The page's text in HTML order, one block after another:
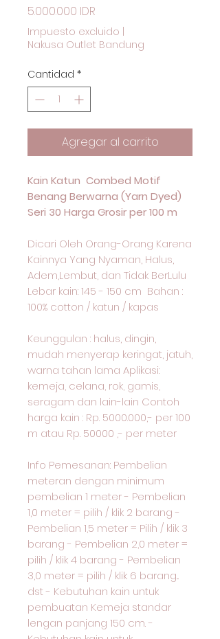
5.000.000 IDR
Impuesto excluido
Nakusa Outlet Bandung
Cantidad *
Agregar al carrito
Kain Katun Combed Motif
Benang Berwarna (Yarn Dyed)
Seri 30 Harga Grosir per 100 m
Dicari Oleh Orang-Orang Karena
Kainnya Yang Nyaman, Halus,
Adem,Lembut, dan Tidak BerLulu
Lebar kain: 145 - 150 cm Bahan :
100% cotton / katun / kapas
Keunggulan : halus, dingin,
mudah menyerap keringat, jatuh,
warna tahan lama Aplikasi:
kemeja, celana, rok, gamis,
seragam dan lain-lain Contoh
harga kain : Rp. 5000.000,- per 100
m atau Rp. 50000 ,- per meter
Info Pemesanan: Pembelian
meteran dengan minimum
pembelian 1 meter - Pembelian
1,0 meter = pilih / klik 2 barang -
Pembelian 1,5 meter = Pilih / klik 3
barang - Pembelian 2,0 meter =
pilih / klik 4 barang - Pembelian
3,0 meter = pilih / klik 6 barang...
dst - Kebutuhan kain untuk
pembuatan Kemeja standar
lengan panjang 150 cm. -